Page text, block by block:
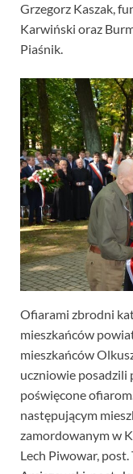
Grzegorz Kaszak,
Karwiński oraz
Piaśnik.
Ofiarami zbrodni
mieszkańców
mieszkańców
uczniowie posadzili
poświęcone
następującym
zamordowanym w
Lech Piwowar, post.